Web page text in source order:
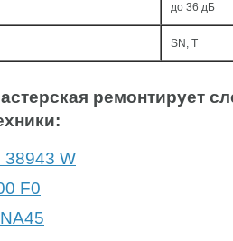
до 36 дБ
SN, T
ремонтирует
38943 W
F0